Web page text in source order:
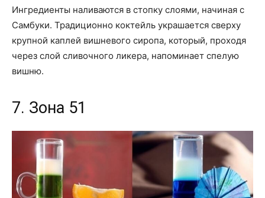
Ингредиенты наливаются в стопку слоями, начиная с
Самбуки. Традиционно коктейль украшается сверху
крупной каплей вишневого сиропа, который, проходя
через слой сливочного ликера, напоминает спелую
вишню.
7. Зона 51